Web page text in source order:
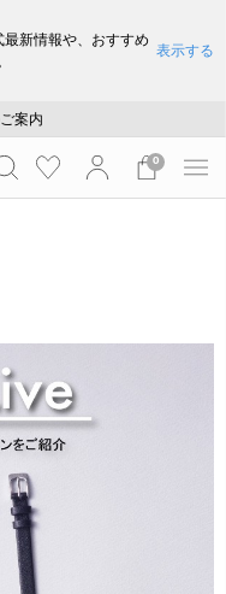
最新情報や、おすすめ
表示する
状況について
案内
>>状況について
0